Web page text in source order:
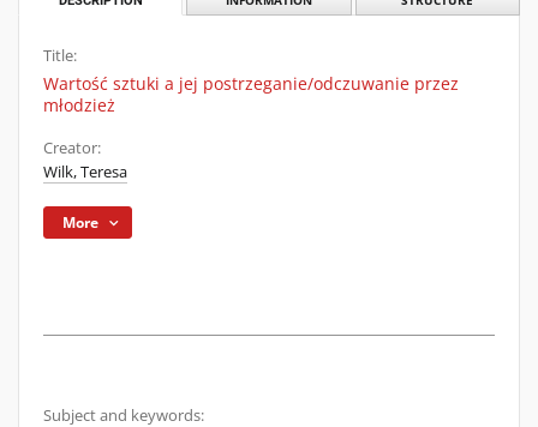
Title:
Wartość sztuki a jej postrzeganie/odczuwanie przez
młodzież
Creator:
Wilk, Teresa
More
Subject and keywords: